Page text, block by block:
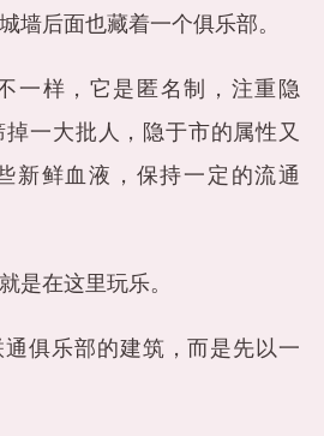
墙后面也藏着一个俱乐部。
不一样，它是匿名制，注重隐
一大批人，隐于市的属性又
新鲜血液，保持一定的流通
是在这里玩乐。
俱乐部的建筑，而是先以一